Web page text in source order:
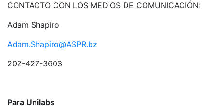
CONTACTO CON LOS MEDIOS DE COMUNICACIÓN:
Adam Shapiro
Adam.Shapiro@ASPR.bz
202-427-3603
Para Unilabs